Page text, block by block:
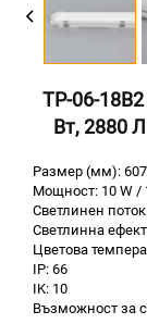
TP-06-
Вт, 2880
Размер (мм):
Мощност: 10 W /
Светлинен
Светлинна
Цветова
IP: 66
IK: 10
Възможност за